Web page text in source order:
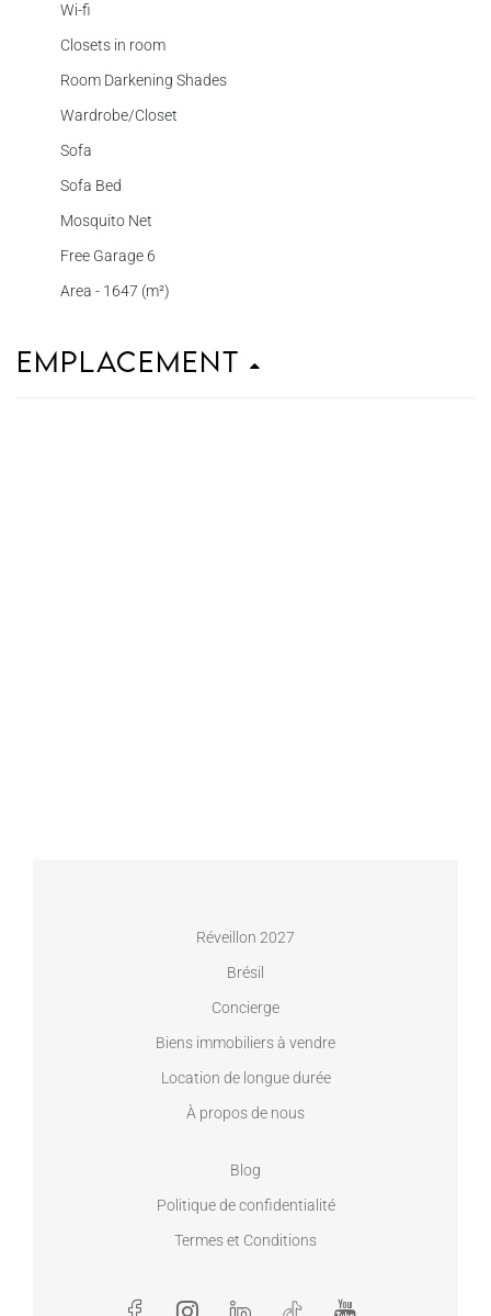
Wi-fi
Closets in room
Room Darkening Shades
Wardrobe/Closet
Sofa
Sofa Bed
Mosquito Net
Free Garage 6
Area - 1647 (m²)
Emplacement
Réveillon 2027
Brésil
Concierge
Biens immobiliers à vendre
Location de longue durée
À propos de nous
Blog
Politique de confidentialité
Termes et Conditions